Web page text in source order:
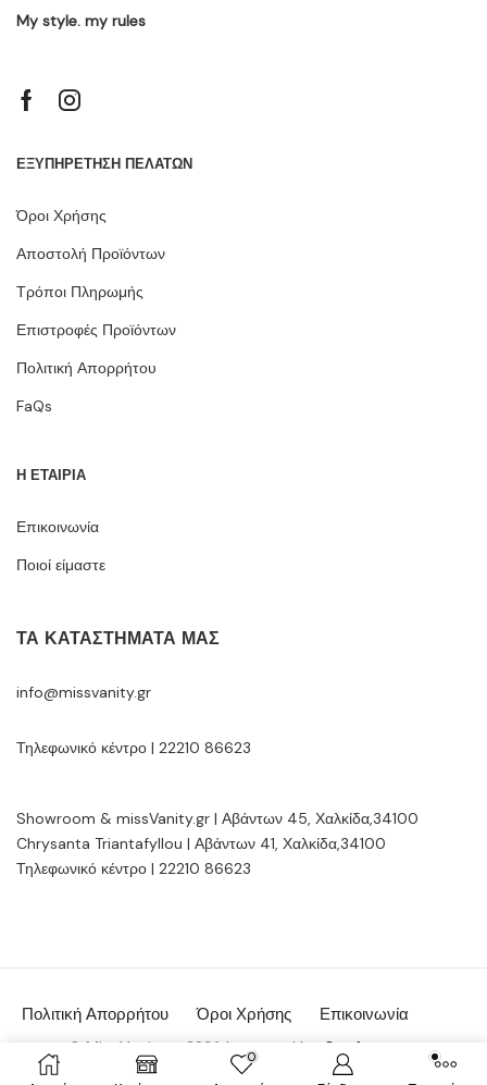
0
My style. my rules
ΕΞΥΠΗΡΕΤΗΣΗ ΠΕΛΑΤΩΝ
Όροι Χρήσης
Αποστολή Προϊόντων
Τρόποι Πληρωμής
Επιστροφές Προϊόντων
Πολιτική Απορρήτου
FaQs
Η ΕΤΑΙΡΙΑ
Επικοινωνία
Ποιοί είμαστε
ΤΑ ΚΑΤΑΣΤΉΜΑΤΆ ΜΑΣ
info@missvanity.gr
Τηλεφωνικό κέντρο | 22210 86623
Showroom & missVanity.gr | Αβάντων 45, Χαλκίδα,34100
Chrysanta Triantafyllou | Αβάντων 41, Χαλκίδα,34100
Τηλεφωνικό κέντρο | 22210 86623
Πολιτική Απορρήτου Όροι Χρήσης Επικοινωνία
© MissVanity.gr 2026 | powered by: Gsoftware.gr